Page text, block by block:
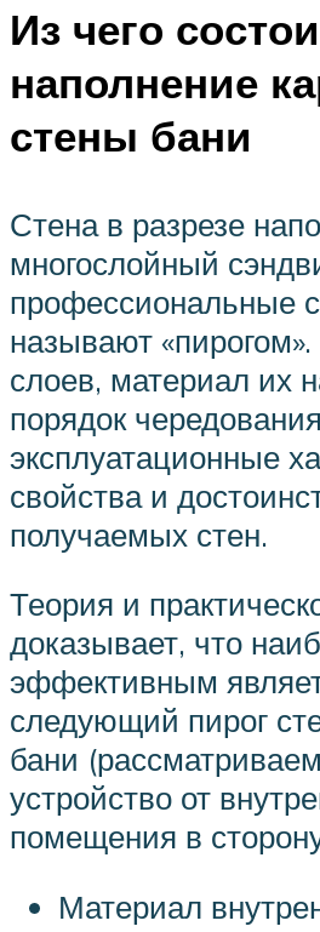
Из чего
наполнение
стены бани
Стена в разрезе
многослойный
профессиональные
называют
слоев, материал их
порядок
эксплуатационные
свойства и
получаемых стен.
Теория и
доказывает, что
эффективным
следующий пирог
бани
устройство от
помещения в
Материал